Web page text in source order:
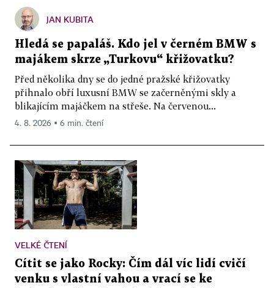
JAN KUBITA
Hledá se papaláš. Kdo jel v černém BMW s
majákem skrze „Turkovu“ křižovatku?
Před několika dny se do jedné pražské křižovatky
přihnalo obří luxusní BMW se začerněnými skly a
blikajícím majáčkem na střeše. Na červenou...
4. 8. 2026 ▪ 6 min. čtení
VELKÉ ČTENÍ
Cítit se jako Rocky: Čím dál víc lidí cvičí
venku s vlastní vahou a vrací se ke